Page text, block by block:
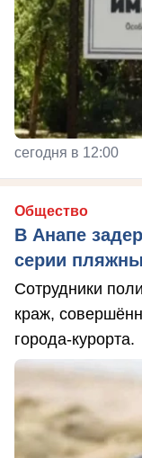
сегодня в 12:00
Общество
В Анапе
серии
Сотрудники
краж,
города-курорта.